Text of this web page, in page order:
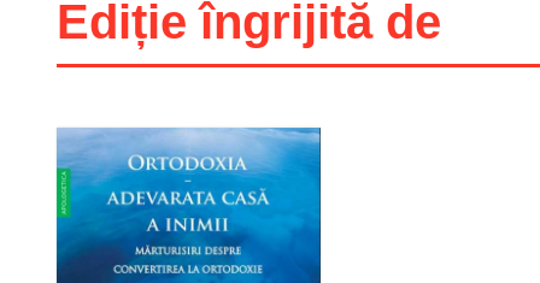
Ediție îngrijită de